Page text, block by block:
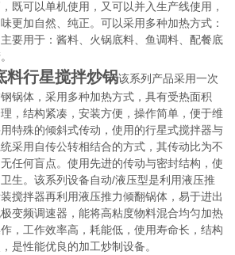
既可以单机使用，又可以并入生产线使用，
更加自然、纯正。可以采用多种加热方式：
要用于：酱料、火锅底料、鱼调料、配餐底
料行星搅拌炒锅该系列产品采用一次
锅体，采用多种加热方式，具有受热面积
，结构紧凑，安装方便，操作简单，便于维
特殊的倾斜式传动，使用的行星式搅拌器与
采用自传公转相结合的方式，其传动比为不
任何盲点。使用先进的传动与密封结构，使
生。该系列设备自动/液压型是利用液压推
搅拌器再利用液压推力倾翻锅体，易于进出
变频调速器，能将高粘度物料混合均匀加热
，工作效率高，耗能低，使用寿命长，结构
是性能优良的加工炒制设备。